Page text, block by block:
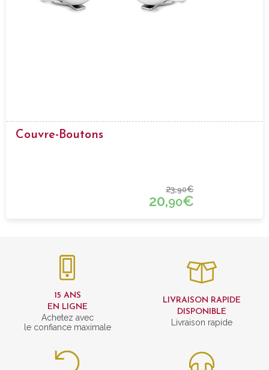
Couvre-Boutons
23,90€
20,90€
15 ANS
EN LIGNE
Achetez avec
le confiance maximale
LIVRAISON RAPIDE
DISPONIBLE
Livraison rapide